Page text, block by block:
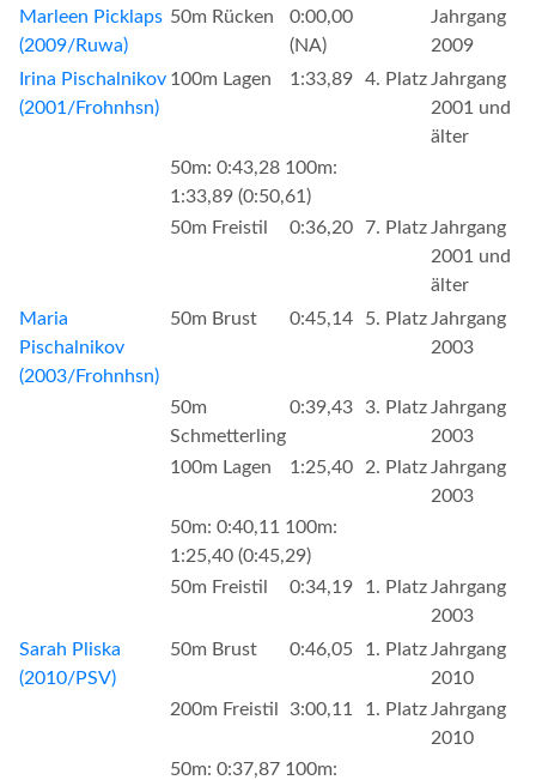
Marleen Picklaps
(2009/Ruwa)
50m Rücken
0:00,00
(NA)
Jahrgang
2009
Irina Pischalnikov
(2001/Frohnhsn)
100m Lagen 1:33,89 4. PlatzJahrgang
2001 und
älter
50m: 0:43,28 100m:
1:33,89 (0:50,61)
50m Freistil
0:36,20 7. PlatzJahrgang
2001 und
älter
Maria
Pischalnikov
(2003/Frohnhsn)
50m Brust 0:45,14 5. PlatzJahrgang
2003
50m
Schmetterling
0:39,43 3. PlatzJahrgang
2003
100m Lagen
1:25,40 2. PlatzJahrgang
2003
50m: 0:40,11 100m:
1:25,40 (0:45,29)
50m Freistil
0:34,19 1. PlatzJahrgang
2003
Sarah Pliska
(2010/PSV)
50m Brust 0:46,05 1. PlatzJahrgang
2010
200m Freistil
3:00,11 1. PlatzJahrgang
2010
50m: 0:37,87 100m: